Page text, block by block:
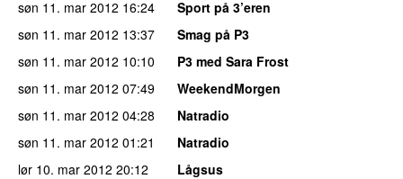
søn 11. mar 2012 16:24
Sport på 3’eren
søn 11. mar 2012 13:37
Smag på P3
søn 11. mar 2012 10:10
P3 med Sara Frost
søn 11. mar 2012 07:49
WeekendMorgen
søn 11. mar 2012 04:28
Natradio
søn 11. mar 2012 01:21
Natradio
lør 10. mar 2012 20:12
Lågsus